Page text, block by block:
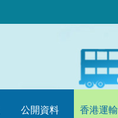
公開資料 香港運輸